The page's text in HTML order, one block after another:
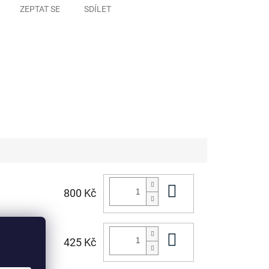
ZEPTAT SE SDÍLET
800 Kč
425 Kč